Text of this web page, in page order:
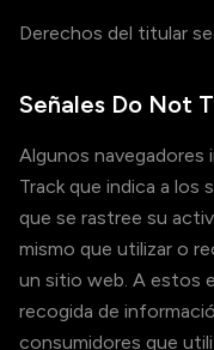
Derechos del titular
Señales Do Not
Algunos
Track que indica a los
que se rastree su
mismo que utilizar o
un sitio web. A estos
recogida de
consumidores que